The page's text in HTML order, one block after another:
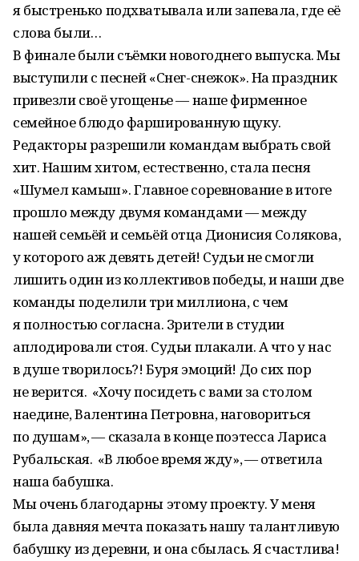
я быстренько подхватывала или запевала, где её
слова были…
В финале были съёмки новогоднего выпуска. Мы
выступили с песней «Снег-снежок». На праздник
привезли своё угощенье — наше фирменное
семейное блюдо фаршированную щуку.
Редакторы разрешили командам выбрать свой
хит. Нашим хитом, естественно, стала песня
«Шумел камыш». Главное соревнование в итоге
прошло между двумя командами — между
нашей семьёй и семьёй отца Дионисия Солякова,
у которого аж девять детей! Судьи не смогли
лишить один из коллективов победы, и наши две
команды поделили три миллиона, с чем
я полностью согласна. Зрители в студии
аплодировали стоя. Судьи плакали. А что у нас
в душе творилось?! Буря эмоций! До сих пор
не верится. «Хочу посидеть с вами за столом
наедине, Валентина Петровна, наговориться
по душам», — сказала в конце поэтесса Лариса
Рубальская. «В любое время жду», — ответила
наша бабушка.
Мы очень благодарны этому проекту. У меня
была давняя мечта показать нашу талантливую
бабушку из деревни, и она сбылась. Я счастлива!